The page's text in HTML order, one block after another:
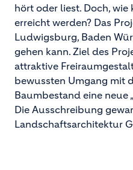
hört oder liest. Doch,
erreicht werden? Das
Ludwigsburg, Baden
gehen kann. Ziel des
attraktive
bewussten Umgang mit
Baumbestand eine neue
Die Ausschreibung
Landschaftsarchitektur